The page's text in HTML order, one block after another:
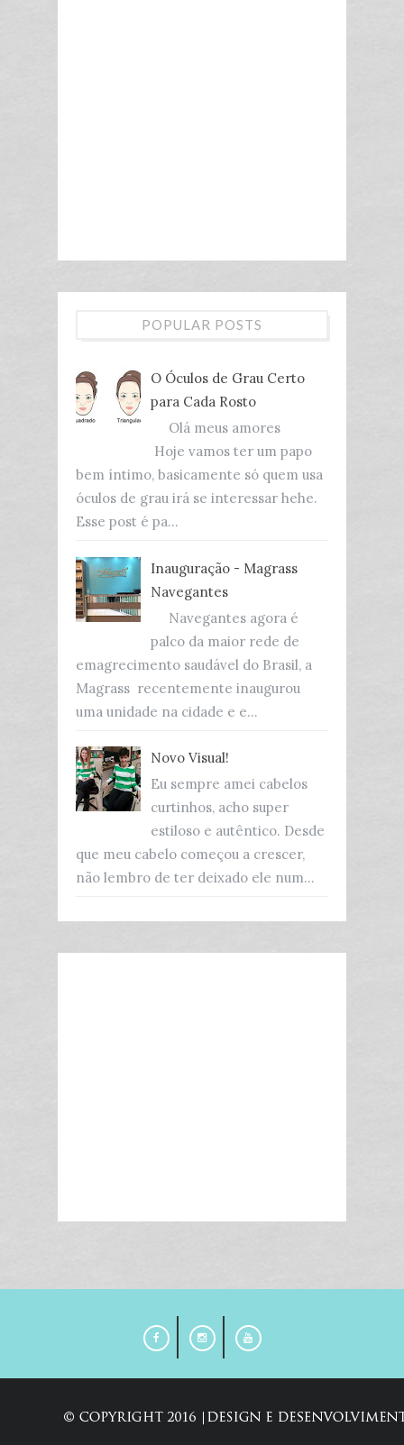
POPULAR POSTS
O Óculos de Grau Certo
para Cada Rosto
Olá meus amores
Hoje vamos ter um papo
bem íntimo, basicamente só quem usa
óculos de grau irá se interessar hehe.
Esse post é pa...
Inauguração - Magrass
Navegantes
Navegantes agora é
palco da maior rede de
emagrecimento saudável do Brasil, a
Magrass recentemente inaugurou
uma unidade na cidade e e...
Novo Visual!
Eu sempre amei cabelos
curtinhos, acho super
estiloso e autêntico. Desde
que meu cabelo começou a crescer,
não lembro de ter deixado ele num...